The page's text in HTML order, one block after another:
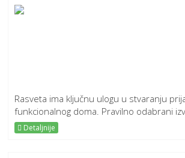
Rasveta ima ključnu ulogu u stvaranju
funkcionalnog doma. Pravilno odabrani
Detaljnije